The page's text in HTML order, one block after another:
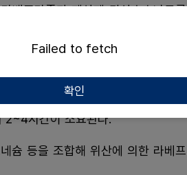
베프라졸과 제산제 탄산수소나트륨
는 궤양성 위식도역류질환 △위식
이다.
복용 후 약 30분 만에 증상을 완화한
륨 경쟁적 위산 분비 억제제(P-CA
2~4시간이 소요된다.
슘 등을 조합해 위산에 의한 라베프
Failed to fetch
확인